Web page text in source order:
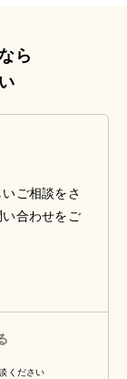
ら
ご相談をさ
合わせをご
ください